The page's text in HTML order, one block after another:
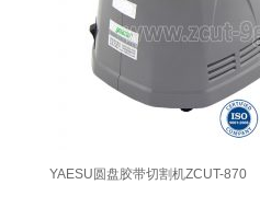
YAESU圆盘胶带切割机ZCUT-870